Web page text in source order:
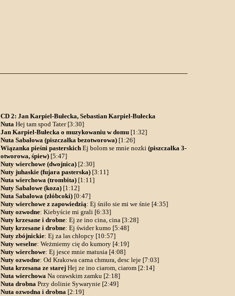
CD 2: Jan Karpiel-Bułecka, Sebastian Karpiel-Bułecka
NutaHej tam spod Tater [3:30]
Jan Karpiel-Bułecka o muzykowaniu w domu[1:32]
Nuta Sabałowa (piszczałka bezotworowa)[1:26]
Wiązanka pieśni pasterskichEj bolom se mnie nozki (piszczałka 3-
otworowa, śpiew)[5:47]
Nuty wierchowe (dwojnica)[2:30]
Nuty juhaskie (fujara pasterska)[3:11]
Nuta wierchowa (trombita)[1:11]
Nuty Sabałowe (koza)[1:12]
Nuta Sabałowa (złóbcoki)[0:47]
Nuty wierchowe z zapowiedzią: Ej śniło sie mi we śnie [4:35]
Nuty ozwodne: Kiebyście mi grali [6:33]
Nuty krzesane i drobne: Ej ze ino cina, cina [3:28]
Nuty krzesane i drobne: Ej świder kumo [5:48]
Nuty zbójnickie: Ej za las chłopcy [10:57]
Nuty weselne: Weżmiemy cię do kumory [4:19]
Nuty wierchowe: Ej jesce mnie matusia [4:08]
Nuty ozwodne: Od Krakowa carna chmura, desc leje [7:03]
Nuta krzesana ze starejHej ze ino ciarom, ciarom [2:14]
Nuta wierchowaNa orawskim zamku [2:18]
Nuta drobnaPrzy dolinie Sywarynie [2:49]
Nuta ozwodna i drobna[2:19]